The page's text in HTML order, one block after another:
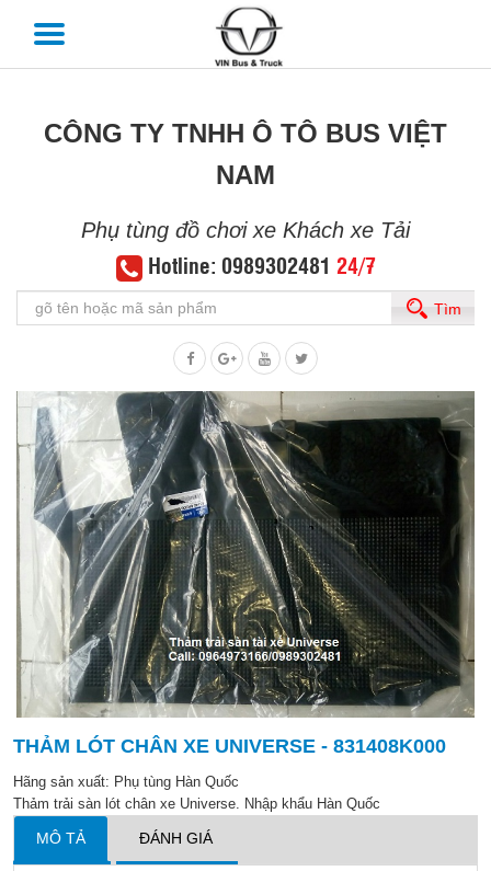
CÔNG TY TNHH Ô TÔ BUS VIỆT
NAM
Phụ tùng đồ chơi xe Khách xe Tải
Hotline: 0989302481 24/7
Tìm
THẢM LÓT CHÂN XE UNIVERSE - 831408K000
Hãng sản xuất: Phụ tùng Hàn Quốc
Thảm trải sàn lót chân xe Universe. Nhập khẩu Hàn Quốc
MÔ TẢ ĐÁNH GIÁ